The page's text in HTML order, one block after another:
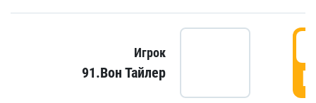
Игрок
91.Вон Тайлер